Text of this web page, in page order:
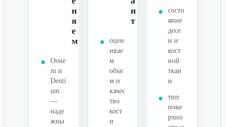
н
я
е
м
Osste
m и
Denti
um
—
наде
жны
н
т
оцен
ивае
м
объе
м и
качес
тво
кост
и
состо
яние
десе
н и
кост
ной
ткан
и
тип
пове
рхно